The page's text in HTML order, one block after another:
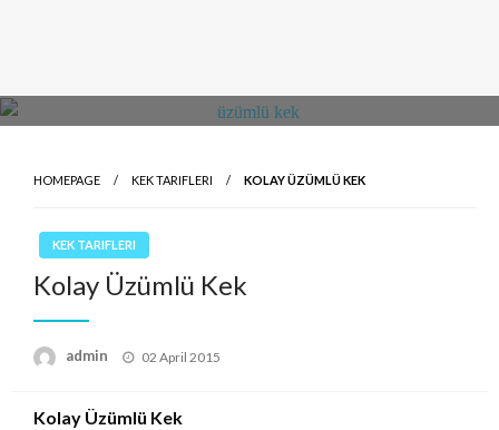
HOMEPAGE KEK TARIFLERI KOLAY ÜZÜMLÜ KEK
KEK TARIFLERI
Kolay Üzümlü Kek
admin
Posted
02 April 2015
Kolay Üzümlü Kek